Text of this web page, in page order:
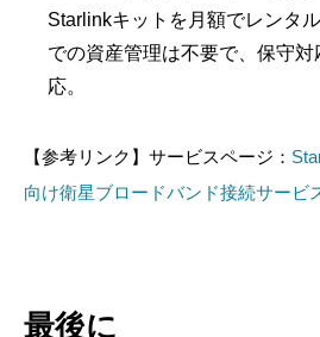
Starlinkキットを月額でレンタ
での資産管理は不要で、保守
応。
【参考リンク】サービスページ：
向け衛星ブロードバンド接続サービ
最後に